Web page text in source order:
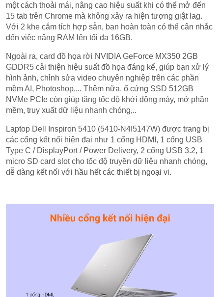
một cách thoải mái, nâng cao hiệu suất khi có thể mở đến
15 tab trên Chrome mà không xảy ra hiện tượng giật lag.
Với 2 khe cắm tích hợp sẵn, bạn hoàn toàn có thể cân nhắc
đến việc nâng RAM lên tối đa 16GB.
Ngoài ra, card đồ họa rời NVIDIA GeForce MX350 2GB
GDDR5 cải thiện hiệu suất đồ họa đáng kể, giúp bạn xử lý
hình ảnh, chỉnh sửa video chuyên nghiệp trên các phần
mềm AI, Photoshop,... Thêm nữa, ổ cứng SSD 512GB
NVMe PCIe còn giúp tăng tốc độ khởi động máy, mở phần
mềm, truy xuất dữ liệu nhanh chóng,..
Laptop Dell Inspiron 5410 (5410-N4I5147W) được trang bị
các cổng kết nối hiện đại như 1 cổng HDMI, 1 cổng USB
Type C / DisplayPort / Power Delivery, 2 cổng USB 3.2, 1
micro SD card slot cho tốc độ truyền dữ liệu nhanh chóng,
dễ dàng kết nối với hầu hết các thiết bị ngoại vi.